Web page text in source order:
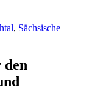
, Sächsische
den